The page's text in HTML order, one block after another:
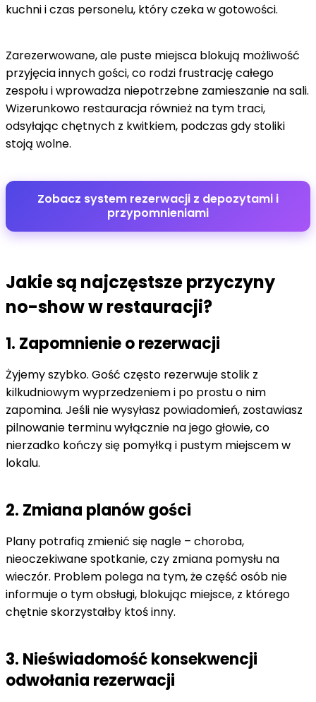
kuchni i czas personelu, który czeka w gotowości.
Zarezerwowane, ale puste miejsca blokują możliwość
przyjęcia innych gości, co rodzi frustrację całego
zespołu i wprowadza niepotrzebne zamieszanie na sali.
Wizerunkowo restauracja również na tym traci,
odsyłając chętnych z kwitkiem, podczas gdy stoliki
stoją wolne.
Zobacz system rezerwacji z depozytami i
przypomnieniami
Jakie są najczęstsze przyczyny
no-show w restauracji?
1. Zapomnienie o rezerwacji
Żyjemy szybko. Gość często rezerwuje stolik z
kilkudniowym wyprzedzeniem i po prostu o nim
zapomina. Jeśli nie wysyłasz powiadomień, zostawiasz
pilnowanie terminu wyłącznie na jego głowie, co
nierzadko kończy się pomyłką i pustym miejscem w
lokalu.
2. Zmiana planów gości
Plany potrafią zmienić się nagle – choroba,
nieoczekiwane spotkanie, czy zmiana pomysłu na
wieczór. Problem polega na tym, że część osób nie
informuje o tym obsługi, blokując miejsce, z którego
chętnie skorzystałby ktoś inny.
3. Nieświadomość konsekwencji
odwołania rezerwacji